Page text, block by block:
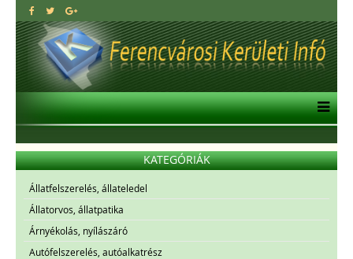
KATEGÓRIÁK
Állatfelszerelés, állateledel
Állatorvos, állatpatika
Árnyékolás, nyílászáró
Autófelszerelés, autóalkatrész